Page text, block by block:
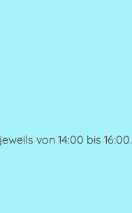
von 14:00 bis 16:00.